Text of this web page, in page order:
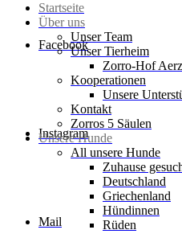
Facebook
Instagram
Mail
Startseite
Über uns
Unser Team
Unser Tierheim
Zorro-Hof
Kooperationen
Unsere
Kontakt
Zorros 5 Säulen
Unsere Hunde
All unsere Hunde
Zuhause
Deutschland
Griechenland
Hündinnen
Rüden